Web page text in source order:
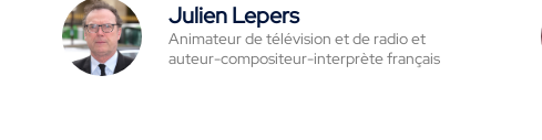
Julien Lepers
Animateur de télévision et de radio et
auteur-compositeur-interprète français